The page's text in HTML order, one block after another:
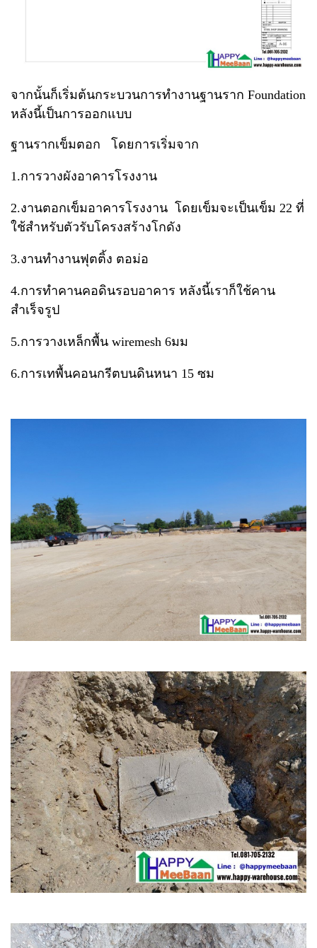
จากนั้นก็เริ่มต้นกระบวนการทำงานฐานราก Foundation
หลังนี้เป็นการออกแบบ
ฐานรากเข็มตอก โดยการเริ่มจาก
1.การวางผังอาคารโรงงาน
2.งานตอกเข็มอาคารโรงงาน โดยเข็มจะเป็นเข็ม 22 ที่
ใช้สำหรับตัวรับโครงสร้างโกดัง
3.งานทำงานฟุตติ้ง ตอม่อ
4.การทำคานคอดินรอบอาคาร หลังนี้เราก็ใช้คาน
สำเร็จรูป
5.การวางเหล็กพื้น wiremesh 6มม
6.การเทพื้นคอนกรีตบนดินหนา 15 ซม